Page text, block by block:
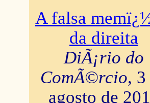
A falsa
da direita
DiÃ¡rio do
ComÃ©rcio, 3
agosto de